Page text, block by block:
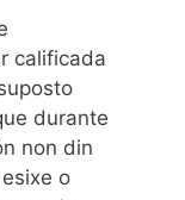
calificada
durante
non din
o